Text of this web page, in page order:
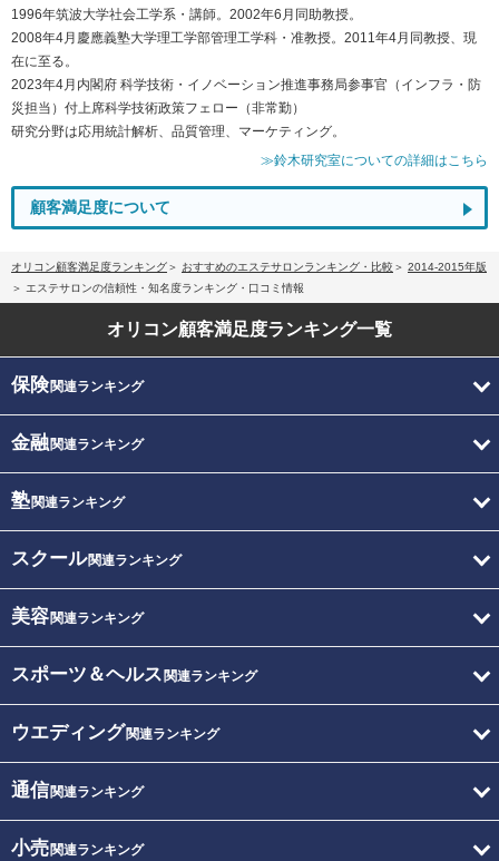
1996年筑波大学社会工学系・講師。2002年6月同助教授。
2008年4月慶應義塾大学理工学部管理工学科・准教授。2011年4月同教授、現
在に至る。
2023年4月内閣府 科学技術・イノベーション推進事務局参事官（インフラ・防
災担当）付上席科学技術政策フェロー（非常勤）
研究分野は応用統計解析、品質管理、マーケティング。
≫鈴木研究室についての詳細はこちら
顧客満足度について
オリコン顧客満足度ランキング おすすめのエステサロンランキング・比較
2014-2015年版
エステサロンの信頼性・知名度ランキング・口コミ情報
オリコン顧客満足度ランキング一覧
保険関連ランキング
金融関連ランキング
塾関連ランキング
スクール関連ランキング
美容関連ランキング
スポーツ＆ヘルス 関連ランキング
ウエディング関連ランキング
通信関連ランキング
小売関連ランキング